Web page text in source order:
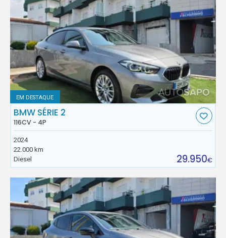
EM DESTAQUE
BMW SÉRIE 2
116CV - 4P
2024
22.000 km
Diesel
29.950€